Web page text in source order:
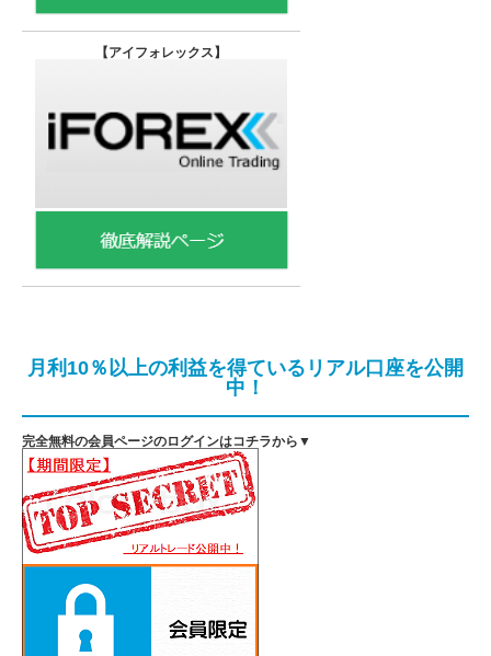
【アイフォレックス】
月利10％以上の利益を得ているリアル口座を公開
中！
完全無料の会員ページのログインはコチラから▼